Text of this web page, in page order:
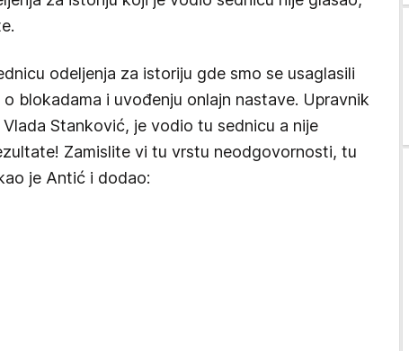
odeljenja za istoriju gde smo se usaglasili
blokadama i uvođenju onlajn nastave. Upravnik
Stanković, je vodio tu sednicu a nije
Zamislite vi tu vrstu neodgovornosti, tu
je Antić i dodao: